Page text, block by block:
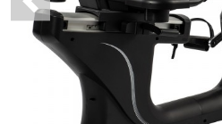
Previous